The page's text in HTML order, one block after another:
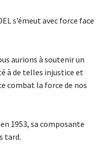
s’émeut avec force face
aurions à soutenir un
à de telles injustice et
combat la force de nos
1953, sa composante
tard.